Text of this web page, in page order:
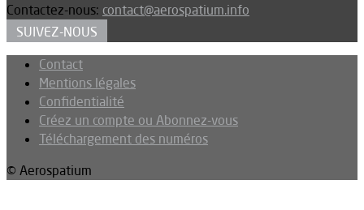
Contactez-nous: contact@aerospatium.info
SUIVEZ-NOUS
Contact
Mentions légales
Confidentialité
Créez un compte ou Abonnez-vous
Téléchargement des numéros
© Aerospatium